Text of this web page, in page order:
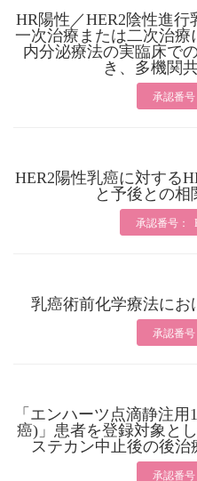
HR陽性／HER2陰性進
一次治療または二次治療
内分泌療法の実臨床で
き、多機関
承認番
HER2陽性乳癌に対する
と予後との相
承認番号：
乳癌術前化学療法に
承認番
「エンハーツ点滴静注用
癌)」患者を登録対象と
ステカン中止後の後
承認番